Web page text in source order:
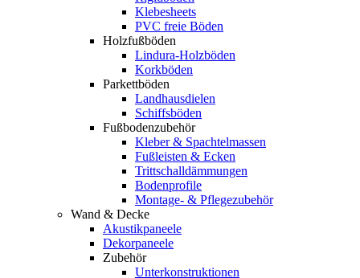
Klebesheets
PVC freie Böden
Holzfußböden
Lindura-Holzböden
Korkböden
Parkettböden
Landhausdielen
Schiffsböden
Fußbodenzubehör
Kleber & Spachtelmassen
Fußleisten & Ecken
Trittschalldämmungen
Bodenprofile
Montage- & Pflegezubehör
Wand & Decke
Akustikpaneele
Dekorpaneele
Zubehör
Unterkonstruktionen